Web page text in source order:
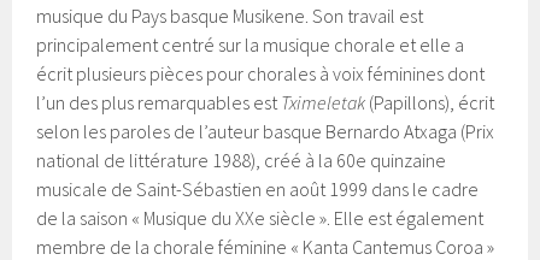
musique du Pays basque Musikene. Son travail est
principalement centré sur la musique chorale et elle a
écrit plusieurs pièces pour chorales à voix féminines dont
l’un des plus remarquables est Tximeletak (Papillons), écrit
selon les paroles de l’auteur basque Bernardo Atxaga (Prix
national de littérature 1988), créé à la 60e quinzaine
musicale de Saint-Sébastien en août 1999 dans le cadre
de la saison « Musique du XXe siècle ». Elle est également
membre de la chorale féminine « Kanta Cantemus Coroa »